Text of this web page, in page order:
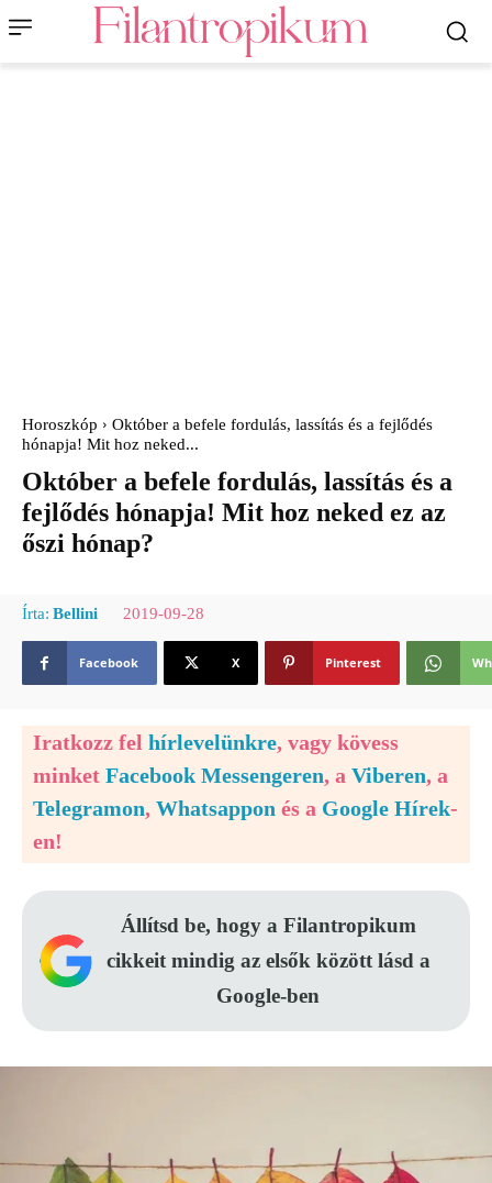
Horoszkóp
Október a befele fordulás, lassítás és a fejlődés
hónapja! Mit hoz neked...
Október a befele fordulás, lassítás és a
fejlődés hónapja! Mit hoz neked ez az
őszi hónap?
Írta: Bellini 2019-09-28
Facebook X Pinterest
Iratkozz fel hírlevelünkre, vagy kövess
minket Facebook Messengeren, a Viberen, a
Telegramon, Whatsappon és a Google Hírek-
en!
Állítsd be, hogy a Filantropikum
cikkeit mindig az elsők között lásd a
Google-ben